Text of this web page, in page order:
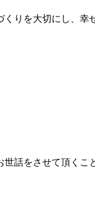
りを大切にし、幸
話をさせて頂く